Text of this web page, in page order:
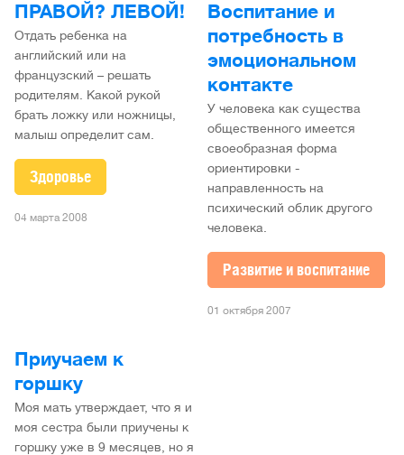
ПРАВОЙ? ЛЕВОЙ!
Отдать ребенка на
английский или на
французский – решать
родителям. Какой рукой
брать ложку или ножницы,
малыш определит сам.
Здоровье
04 марта 2008
Воспитание и
потребность в
эмоциональном
контакте
У человека как существа
общественного имеется
своеобразная форма
ориентировки -
направленность на
психический облик другого
человека.
Развитие и воспитание
01 октября 2007
Приучаем к
горшку
Моя мать утверждает, что я и
моя сестра были приучены к
горшку уже в 9 месяцев, но я